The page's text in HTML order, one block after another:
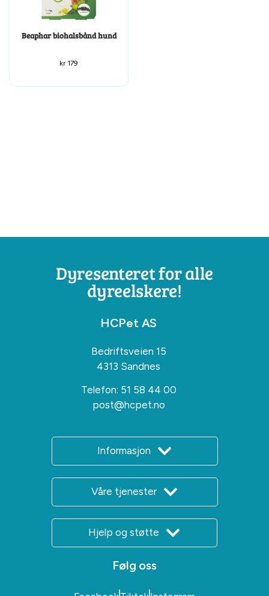
Beaphar biohalsbånd hund
kr 179
Dyresenteret for alle
dyreelskere!
HCPet AS
Bedriftsveien 15
4313 Sandnes
Telefon: 51 58 44 00
post@hcpet.no
Informasjon
Våre tjenester
Hjelp og støtte
Følg oss